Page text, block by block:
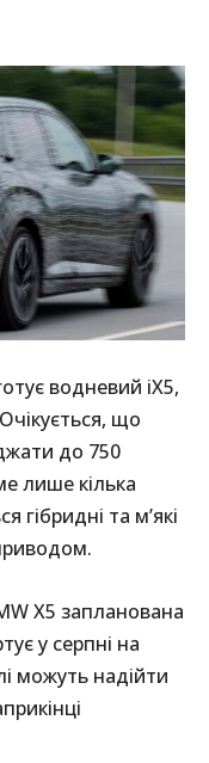
водневий iX5,
що
до 750
лише кілька
гібридні та м’які
X5 запланована
у серпні на
можуть надійти